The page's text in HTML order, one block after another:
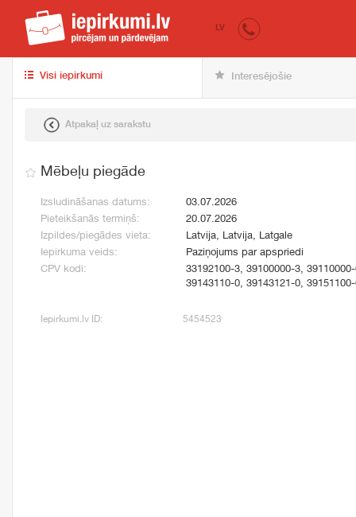
iepirkumi.lv
LV
Visi iepirkumi Interesējošie
Atpakaļ uz sarakstu
Mēbeļu piegāde
Izsludināšanas datums:
03.07.2026
Pieteikšanās termiņš:
20.07.2026
Izpildes/piegādes vieta:
Latvija, Latvija, Latgale
Iepirkuma veids:
Paziņojums par apspriedi
CPV kodi:
33192100-3, 39100000-3,
39143110-0, 39143121-0,
Iepirkumi.lv ID: 5454523